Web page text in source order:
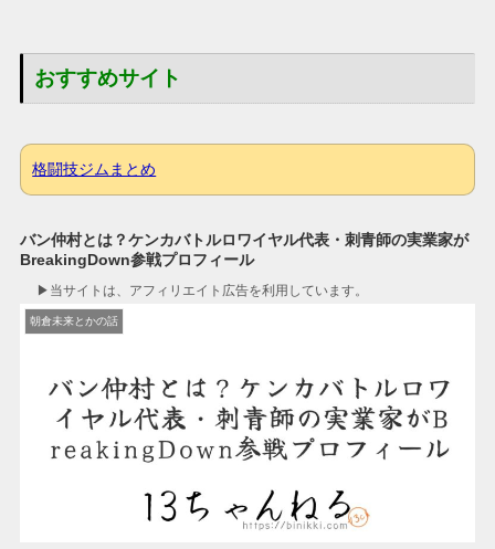
おすすめサイト
格闘技ジムまとめ
バン仲村とは？ケンカバトルロワイヤル代表・刺青師の実業家が
BreakingDown参戦プロフィール
▶︎当サイトは、アフィリエイト広告を利用しています。
朝倉未来とかの話